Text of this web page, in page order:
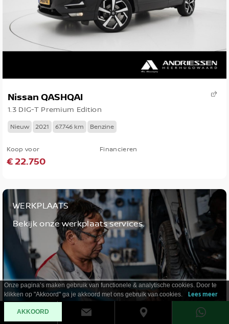
Nissan QASHQAI
1.3 DIG-T Premium Edition
Nieuw 2021 67.746 km Benzine
Koop voor
€ 22.750
Financieren
WERKPLAATS
Bekijk onze werkplaats services.
Onze pagina’s maken gebruik van functionele & analytische cookies. Door te
klikken op "Akkoord" ga je akkoord met ons gebruik van cookies.
Lees meer
AKKOORD